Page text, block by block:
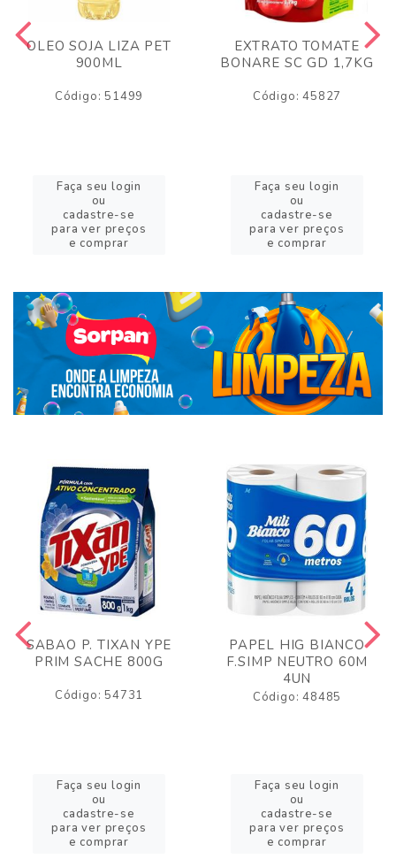
OLEO SOJA LIZA PET
900ML
Código: 51499
Faça seu login
ou
cadastre-se
para ver preços
e comprar
EXTRATO TOMATE
BONARE SC GD 1,7KG
Código: 45827
Faça seu login
ou
cadastre-se
para ver preços
e comprar
SABAO P. TIXAN YPE
PRIM SACHE 800G
Código: 54731
Faça seu login
ou
cadastre-se
para ver preços
e comprar
PAPEL HIG BIANCO
F.SIMP NEUTRO 60M
4UN
Código: 48485
Faça seu login
ou
cadastre-se
para ver preços
e comprar